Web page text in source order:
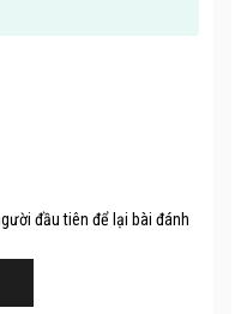
đầu tiên để lại bài đánh